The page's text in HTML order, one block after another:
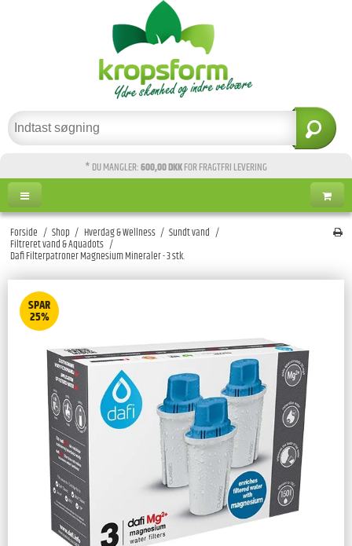
* DU MANGLER:600,00 DKKFOR FRAGTFRI LEVERING
Forside / Shop / Hverdag & Wellness / Sundt vand /
Filtreret vand & Aquadots /
Dafi Filterpatroner Magnesium Mineraler - 3 stk.
SPAR
25%